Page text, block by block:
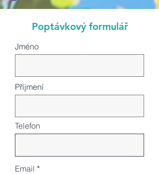
Poptávkový formulář
Jméno
Příjmení
Telefon
Email